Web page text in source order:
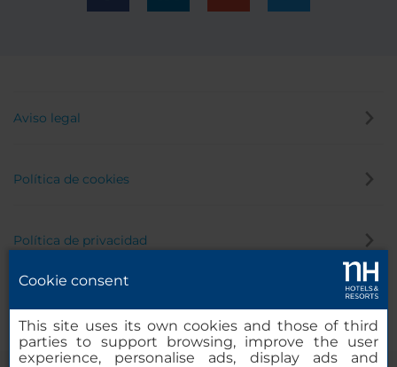
Aviso legal
Política de cookies
Política de privacidad
Cookie consent
This site uses its own cookies and those of third
parties to support browsing, improve the user
experience, personalise ads, display ads and